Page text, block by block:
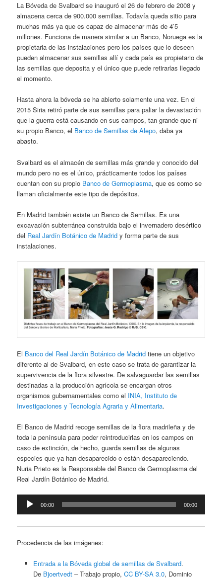
La Bóveda de Svalbard se inauguró el 26 de febrero de 2008 y
almacena cerca de 900.000 semillas. Todavía queda sitio para
muchas más ya que es capaz de almacenar más de 4’5
millones. Funciona de manera similar a un Banco, Noruega es la
propietaria de las instalaciones pero los países que lo deseen
pueden almacenar sus semillas allí y cada país es propietario de
las semillas que deposita y el único que puede retirarlas llegado
el momento.
Hasta ahora la bóveda se ha abierto solamente una vez. En el
2015 Siria retiró parte de sus semillas para paliar la devastación
que la guerra está causando en sus campos, tan grande que ni
su propio Banco, el Banco de Semillas de Alepo, daba ya
abasto.
Svalbard es el almacén de semillas más grande y conocido del
mundo pero no es el único, prácticamente todos los países
cuentan con su propio Banco de Germoplasma, que es como se
llaman oficialmente este tipo de depósitos.
En Madrid también existe un Banco de Semillas. Es una
excavación subterránea construida bajo el invernadero desértico
del Real Jardín Botánico de Madrid y forma parte de sus
instalaciones.
El Banco del Real Jardín Botánico de Madrid tiene un objetivo
diferente al de Svalbard, en este caso se trata de garantizar la
supervivencia de la flora silvestre. De salvaguardar las semillas
destinadas a la producción agrícola se encargan otros
organismos gubernamentales como el INIA, Instituto de
Investigaciones y Tecnología Agraria y Alimentaria.
El Banco de Madrid recoge semillas de la flora madrileña y de
toda la península para poder reintroducirlas en los campos en
caso de extinción, de hecho, guarda semillas de algunas
especies que ya han desaparecido o están desapareciendo.
Nuria Prieto es la Responsable del Banco de Germoplasma del
Real Jardín Botánico de Madrid.
Reproductor
00:00 00:00
Procedencia de las imágenes:
Entrada a la Bóveda global de semillas de Svalbard.
De Bjoertvedt–Trabajo propio, CC BY-SA 3.0, Dominio